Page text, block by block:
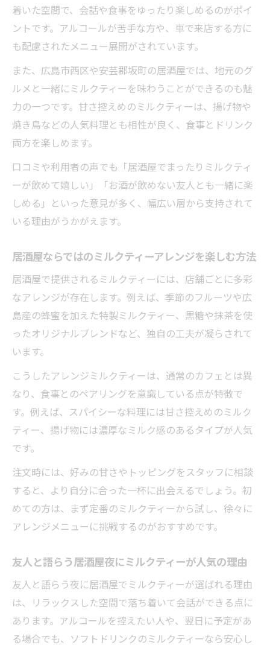
ミルクティーを中心に楽しむ坂町の居酒屋
ドリンク事情
ユニークなミルクティーが話題の居酒屋の
選び方
居酒屋のミルクティーがもたらす新しい楽しみ
方
居酒屋で広がるミルクティーの新しい楽し
み方
友人や家族と分かち合う居酒屋ミルクティ
ー体験
ミルクティーが彩る居酒屋の夜の過ごし方
居酒屋で味わうミルクティーの驚きポイン
ソフトドリンク派にも嬉しい居酒屋の新提
案
古民家風空間で過ごす特別なミルクティー時間
古民家風居酒屋で楽しむミルクティーの魅
力
ー体験
ミルクティーが映える古民家風居酒屋の過
ごし方
居酒屋の温もりある空間で満喫するミルク
友人とゆっくり語り合える居酒屋ミルクテ
ィー
しっとり落ち着く居酒屋でソフトドリンクを満
喫
ィーの時間
ソフトドリンク派も満足の居酒屋ミルクテ
ィー体験
落ち着いた雰囲気で楽しむ居酒屋のミルク
着いた空間で、会話や食事をゆったり楽しめるのがポイ
ントです。アルコールが苦手な方や、車で来店する方に
も配慮されたメニュー展開がされています。
また、広島市西区や安芸郡坂町の居酒屋では、地元のグ
ルメと一緒にミルクティーを味わうことができるのも魅
力の一つです。甘さ控えめのミルクティーは、揚げ物や
焼き鳥などの人気料理とも相性が良く、食事とドリンク
両方を楽しめます。
口コミや利用者の声でも「居酒屋でまったりミルクティ
ーが飲めて嬉しい」「お酒が飲めない友人とも一緒に楽
しめる」といった意見が多く、幅広い層から支持されて
いる理由がうかがえます。
居酒屋ならではのミルクティーアレンジを楽しむ方法
居酒屋で提供されるミルクティーには、店舗ごとに多彩
なアレンジが存在します。例えば、季節のフルーツや広
島産の蜂蜜を加えた特製ミルクティー、黒糖や抹茶を使
ったオリジナルブレンドなど、独自の工夫が凝らされて
います。
こうしたアレンジミルクティーは、通常のカフェとは異
なり、食事とのペアリングを意識している点が特徴で
す。例えば、スパイシーな料理には甘さ控えめのミルク
ティー、揚げ物には濃厚なミルク感のあるタイプが人気
です。
注文時には、好みの甘さやトッピングをスタッフに相談
すると、より自分に合った一杯に出会えるでしょう。初
めての方は、まず定番のミルクティーから試し、徐々に
アレンジメニューに挑戦するのがおすすめです。
友人と語らう居酒屋夜にミルクティーが人気の理由
友人と語らう夜に居酒屋でミルクティーが選ばれる理由
は、リラックスした空間で落ち着いて会話ができる点に
あります。アルコールを控えたい人や、翌日に予定があ
る場合でも、ソフトドリンクのミルクティーなら安心し